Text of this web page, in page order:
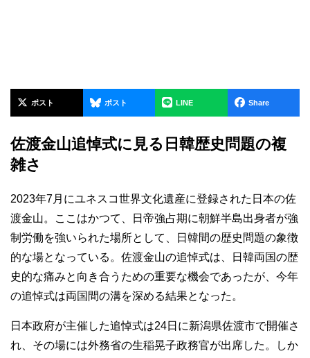
ポスト ポスト LINE Share
佐渡金山追悼式に見る日韓歴史問題の複
雑さ
2023年7月にユネスコ世界文化遺産に登録された日本の佐
渡金山。ここはかつて、日帝強占期に朝鮮半島出身者が強
制労働を強いられた場所として、日韓間の歴史問題の象徴
的な場となっている。佐渡金山の追悼式は、日韓両国の歴
史的な痛みと向き合うための重要な機会であったが、今年
の追悼式は両国間の溝を深める結果となった。
日本政府が主催した追悼式は24日に新潟県佐渡市で開催さ
れ、その場には外務省の生稲晃子政務官が出席した。しか